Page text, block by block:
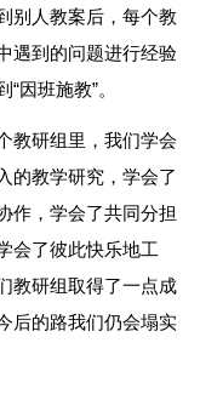
别人教案后，每个教
遇到的问题进行经验
因班施教”。
教研组里，我们学会
的教学研究，学会了
作，学会了共同分担
会了彼此快乐地工
教研组取得了一点成
后的路我们仍会塌实